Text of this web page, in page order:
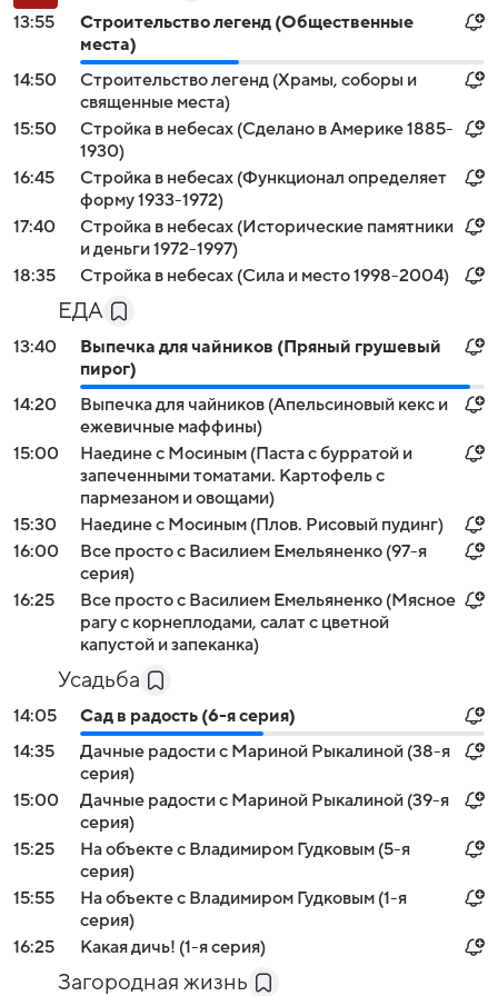
13:55
Строительство легенд (Общественные
места)
14:50
Строительство легенд (Храмы, соборы и
священные места)
15:50
Стройка в небесах (Сделано в Америке 1885-
1930)
16:45
Стройка в небесах (Функционал определяет
форму 1933-1972)
17:40
Стройка в небесах (Исторические памятники
и деньги 1972-1997)
18:35
Стройка в небесах (Сила и место 1998-2004)
ЕДА
13:40
Выпечка для чайников (Пряный грушевый
пирог)
14:20
Выпечка для чайников (Апельсиновый кекс и
ежевичные маффины)
15:00
Наедине с Мосиным (Паста с бурратой и
запеченными томатами. Картофель с
пармезаном и овощами)
15:30
Наедине с Мосиным (Плов. Рисовый пудинг)
16:00
Все просто с Василием Емельяненко (97-я
серия)
16:25
Все просто с Василием Емельяненко (Мясное
рагу с корнеплодами, салат с цветной
капустой и запеканка)
Усадьба
14:05
Сад в радость (6-я серия)
14:35
Дачные радости с Мариной Рыкалиной (38-я
серия)
15:00
Дачные радости с Мариной Рыкалиной (39-я
серия)
15:25
На объекте с Владимиром Гудковым (5-я
серия)
15:55
На объекте с Владимиром Гудковым (1-я
серия)
16:25
Какая дичь! (1-я серия)
Загородная жизнь